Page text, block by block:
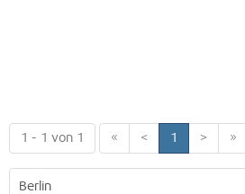
1 - 1 von 1 « < 1 > »
Berlin